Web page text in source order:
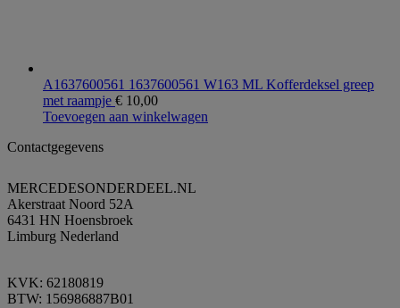
A1637600561 1637600561 W163 ML Kofferdeksel greep
met raampje € 10,00
Toevoegen aan winkelwagen
Contactgegevens
MERCEDESONDERDEEL.NL
Akerstraat Noord 52A
6431 HN Hoensbroek
Limburg Nederland
KVK: 62180819
BTW: 156986887B01